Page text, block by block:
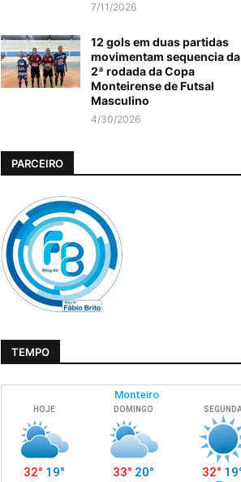
7/11/2026
12 gols em duas partidas
movimentam sequencia da
2ª rodada da Copa
Monteirense de Futsal
Masculino
4/30/2026
PARCEIRO
TEMPO